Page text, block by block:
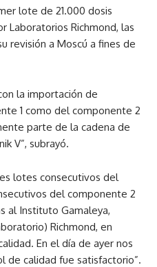
lote de 21.000 dosis
Laboratorios Richmond, las
revisión a Moscú a fines de
la importación de
1 como del componente 2
parte de la cadena de
V”, subrayó.
lotes consecutivos del
del componente 2
al Instituto Gamaleya,
Richmond, en
En el día de ayer nos
de calidad fue satisfactorio”.